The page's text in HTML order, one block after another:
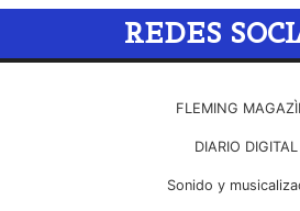
REDES
FLEMING
DIARIO DIGITAL
Sonido y